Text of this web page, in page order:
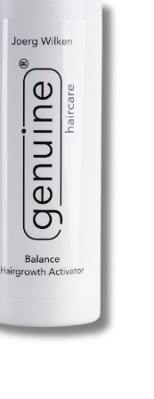
haarausfall.
männer.